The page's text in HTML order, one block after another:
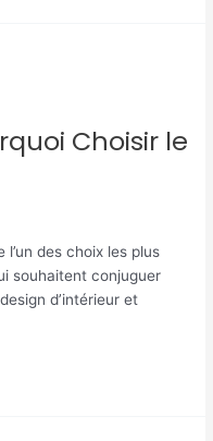
Choisir le
des choix les plus
souhaitent conjuguer
d’intérieur et